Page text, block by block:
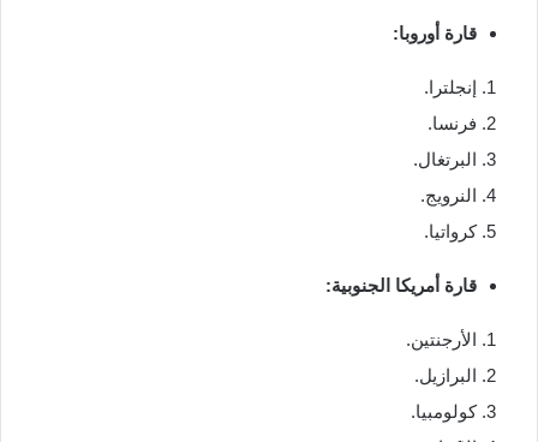
قارة أوروبا:
إنجلترا.
فرنسا.
البرتغال.
النرويج.
كرواتيا.
قارة أمريكا الجنوبية:
الأرجنتين.
البرازيل.
كولومبيا.